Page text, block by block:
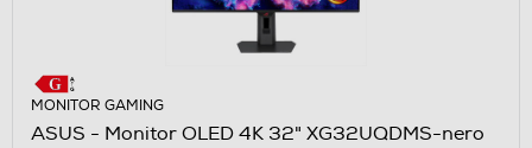
MONITOR GAMING
ASUS - Monitor OLED 4K 32" XG32UQDMS-nero